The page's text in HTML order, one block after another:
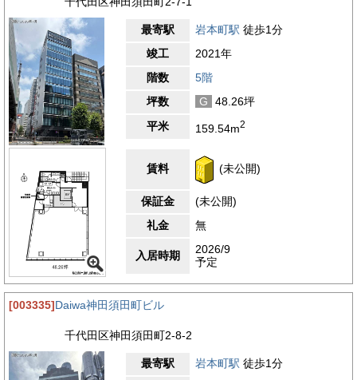
最寄駅 岩本町駅 徒歩1分
竣工
2021年
階数
5階
坪数
G
48.26坪
平米
159.54m2
賃料 (未公開)
保証金
(未公開)
礼金
無
入居時期
2026/9
予定
[003335]Daiwa神田須田町ビル
千代田区神田須田町2-8-2
最寄駅 岩本町駅 徒歩1分